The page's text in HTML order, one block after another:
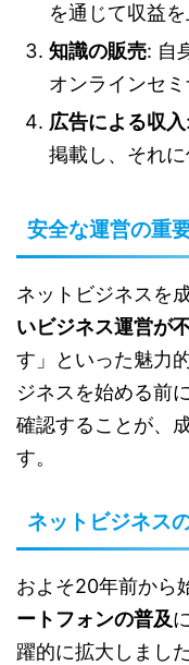
を通じて収益を
知識の販売: 自
オンラインセミ
広告による収入
掲載し、それに
安全な運営の重
ネットビジネスを
いビジネス運営が
す」といった魅力
ジネスを始める前
確認することが、
す。
ネットビジネス
およそ20年前から
ートフォンの普及
躍的に拡大しまし